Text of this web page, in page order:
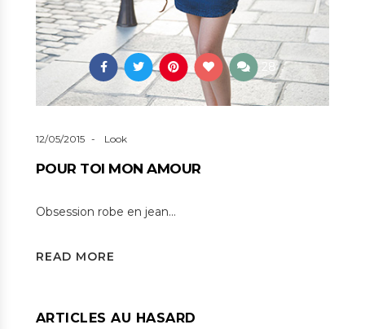
28
12/05/2015 Look
POUR TOI MON AMOUR
Obsession robe en jean…
READ MORE
ARTICLES AU HASARD